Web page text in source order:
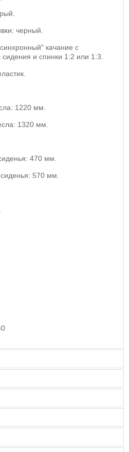
черный.
качание с
и спинки 1:2 или 1:3.
1220 мм.
1320 мм.
470 мм.
570 мм.